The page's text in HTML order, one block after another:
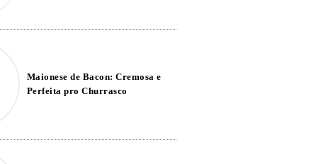
Maionese de Bacon: Cremosa e
Perfeita pro Churrasco